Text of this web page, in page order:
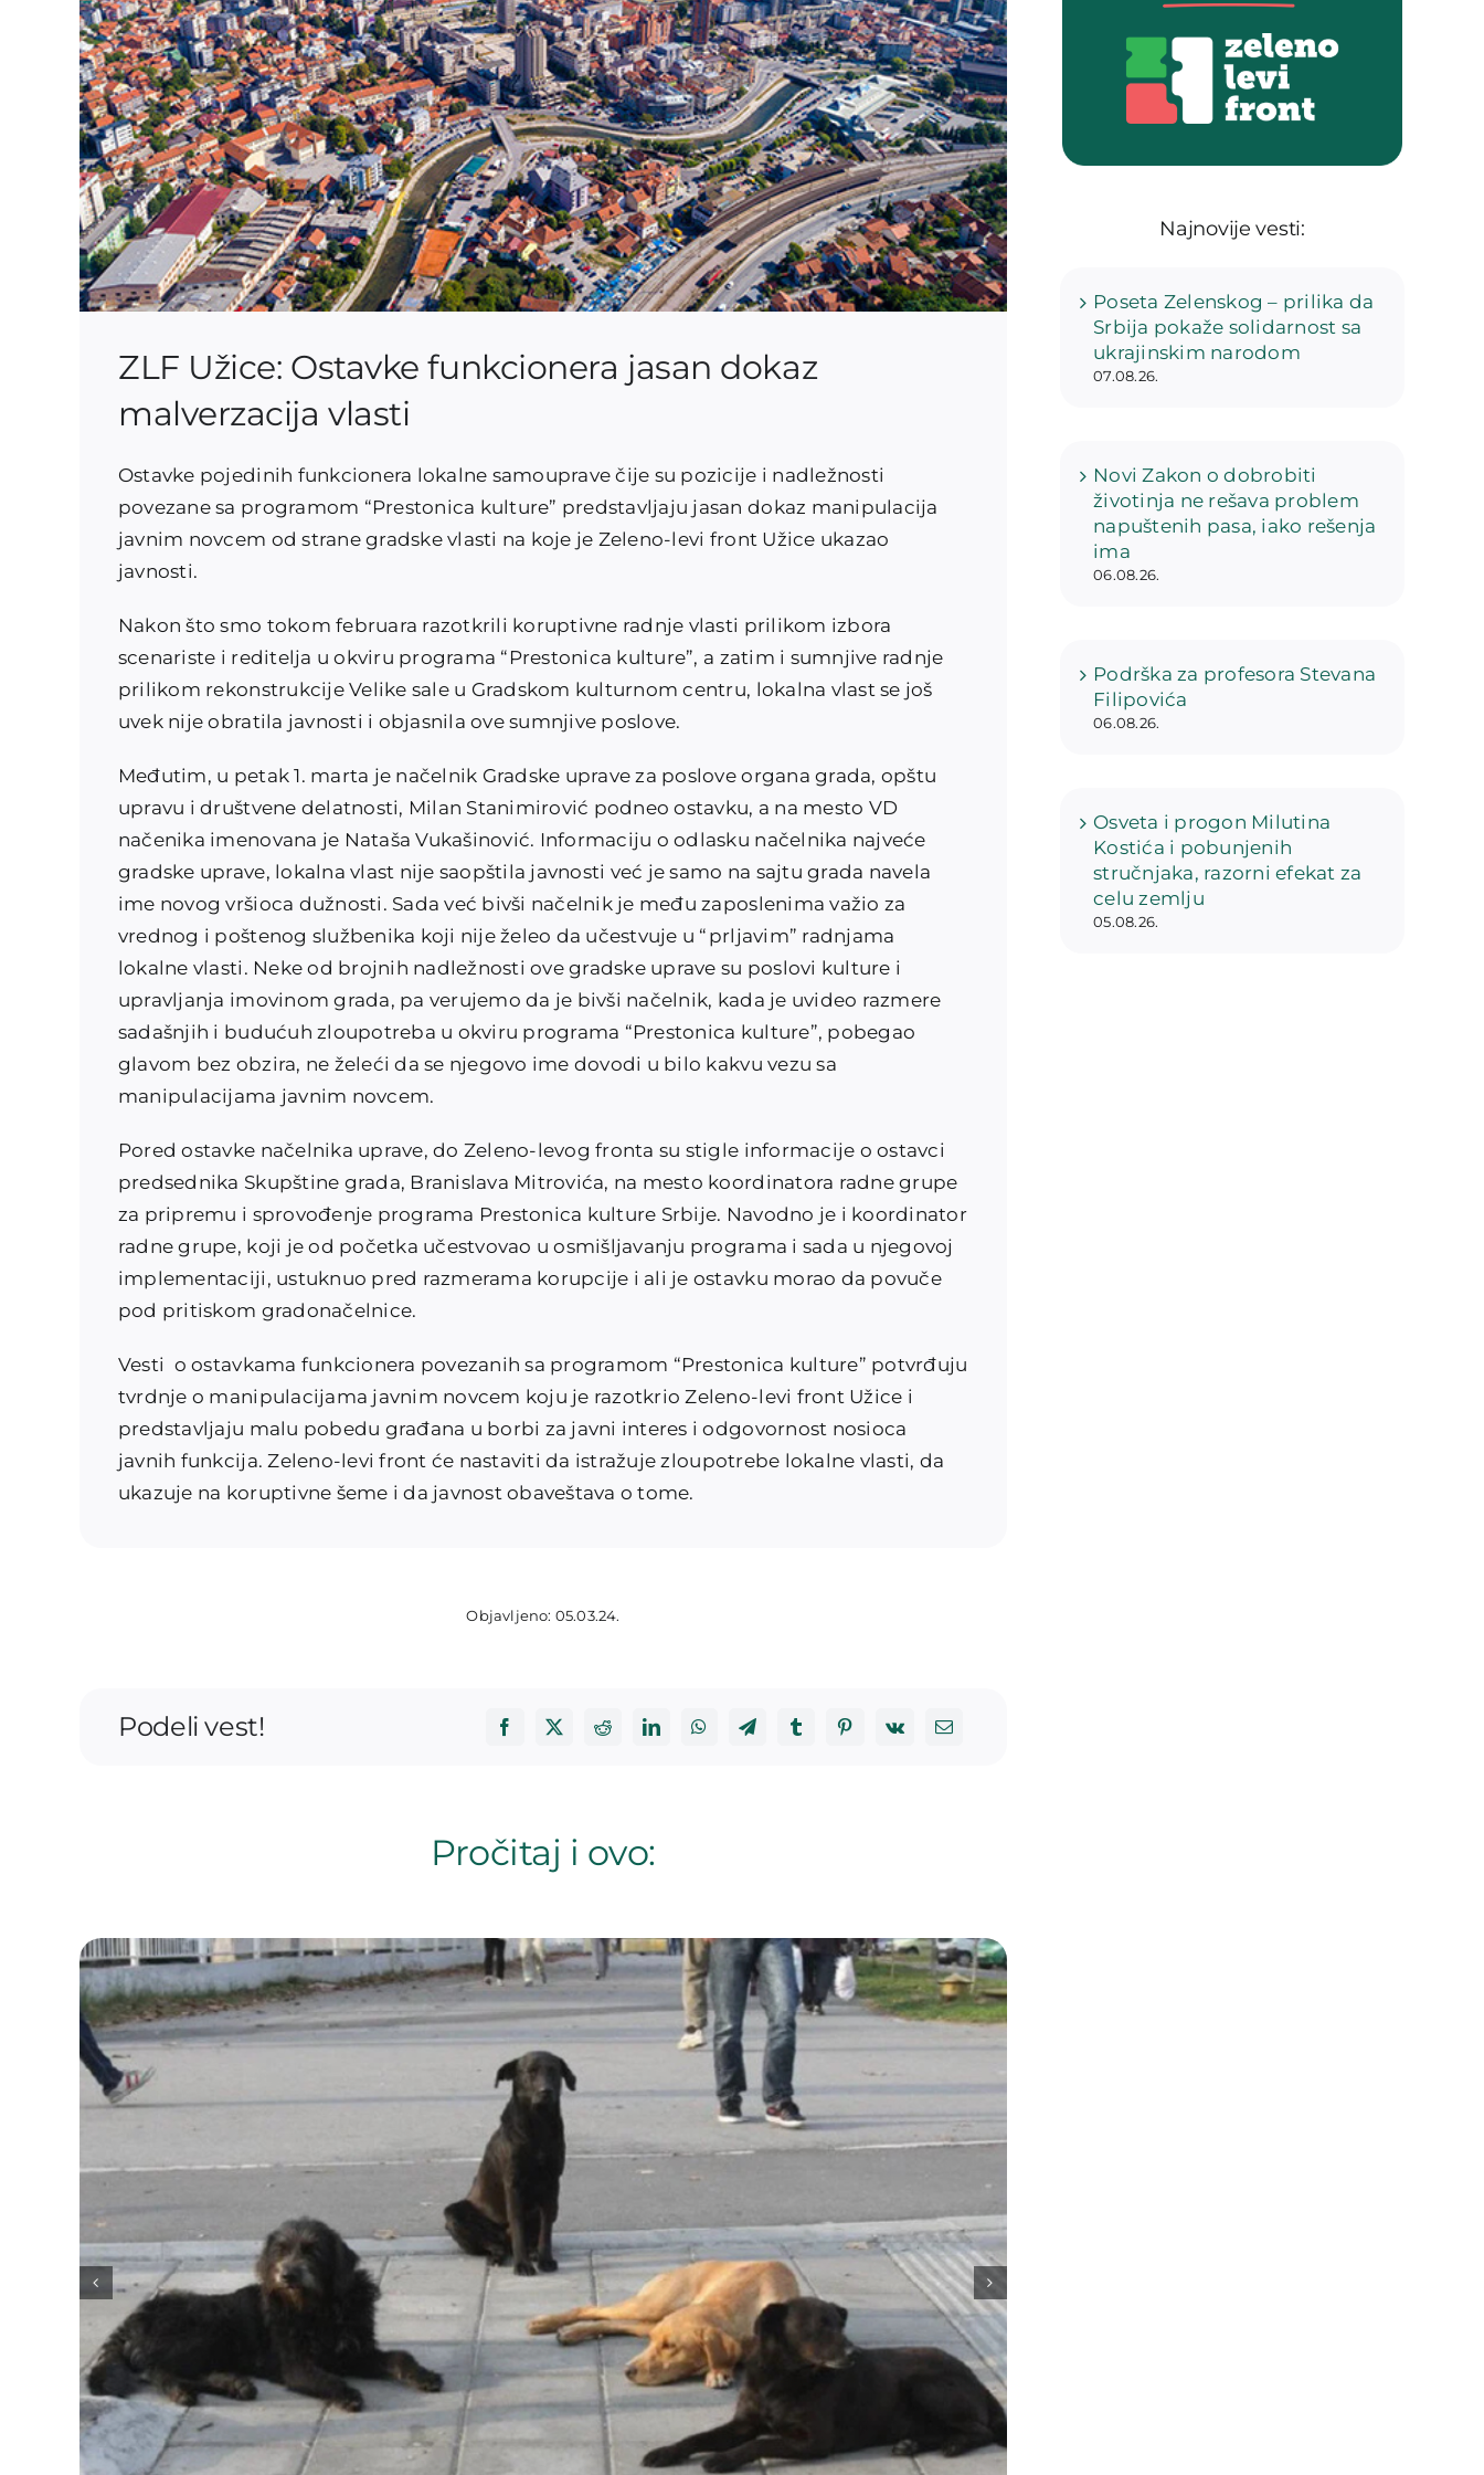
ZLF Užice: Ostavke funkcionera jasan dokaz
malverzacija vlasti
Ostavke pojedinih funkcionera lokalne samouprave čije su pozicije i nadležnosti
povezane sa programom “Prestonica kulture” predstavljaju jasan dokaz manipulacija
javnim novcem od strane gradske vlasti na koje je Zeleno-levi front Užice ukazao
javnosti.
Nakon što smo tokom februara razotkrili koruptivne radnje vlasti prilikom izbora
scenariste i reditelja u okviru programa “Prestonica kulture”, a zatim i sumnjive radnje
prilikom rekonstrukcije Velike sale u Gradskom kulturnom centru, lokalna vlast se još
uvek nije obratila javnosti i objasnila ove sumnjive poslove.
Međutim, u petak 1. marta je načelnik Gradske uprave za poslove organa grada, opštu
upravu i društvene delatnosti, Milan Stanimirović podneo ostavku, a na mesto VD
načenika imenovana je Nataša Vukašinović. Informaciju o odlasku načelnika najveće
gradske uprave, lokalna vlast nije saopštila javnosti već je samo na sajtu grada navela
ime novog vršioca dužnosti. Sada već bivši načelnik je među zaposlenima važio za
vrednog i poštenog službenika koji nije želeo da učestvuje u “prljavim” radnjama
lokalne vlasti. Neke od brojnih nadležnosti ove gradske uprave su poslovi kulture i
upravljanja imovinom grada, pa verujemo da je bivši načelnik, kada je uvideo razmere
sadašnjih i budućuh zloupotreba u okviru programa “Prestonica kulture”, pobegao
glavom bez obzira, ne želeći da se njegovo ime dovodi u bilo kakvu vezu sa
manipulacijama javnim novcem.
Pored ostavke načelnika uprave, do Zeleno-levog fronta su stigle informacije o ostavci
predsednika Skupštine grada, Branislava Mitrovića, na mesto koordinatora radne grupe
za pripremu i sprovođenje programa Prestonica kulture Srbije. Navodno je i koordinator
radne grupe, koji je od početka učestvovao u osmišljavanju programa i sada u njegovoj
implementaciji, ustuknuo pred razmerama korupcije i ali je ostavku morao da povuče
pod pritiskom gradonačelnice.
Vesti o ostavkama funkcionera povezanih sa programom “Prestonica kulture” potvrđuju
tvrdnje o manipulacijama javnim novcem koju je razotkrio Zeleno-levi front Užice i
predstavljaju malu pobedu građana u borbi za javni interes i odgovornost nosioca
javnih funkcija. Zeleno-levi front će nastaviti da istražuje zloupotrebe lokalne vlasti, da
ukazuje na koruptivne šeme i da javnost obaveštava o tome.
Objavljeno: 05.03.24.
Podeli vest!
Pročitaj i ovo:
Najnovije vesti:
Poseta Zelenskog – prilika da
Srbija pokaže solidarnost sa
ukrajinskim narodom
07.08.26.
Novi Zakon o dobrobiti
životinja ne rešava problem
napuštenih pasa, iako rešenja
ima
06.08.26.
Podrška za profesora Stevana
Filipovića
06.08.26.
Osveta i progon Milutina
Kostića i pobunjenih
stručnjaka, razorni efekat za
celu zemlju
05.08.26.